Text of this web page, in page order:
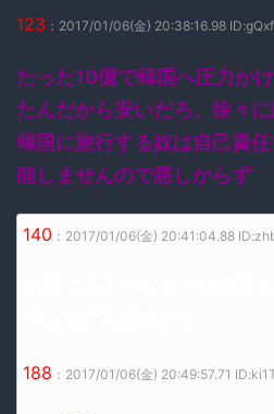
123 ：2017/01/06(金) 20:38:16.98
たった10億で韓国へ圧力か
たんだから安いだろ、徐々
韓国に旅行する奴は自己責
能しませんので悪しからず
140 ：2017/01/06(金) 20:41:04.88
188 ：2017/01/06(金) 20:49:57.71